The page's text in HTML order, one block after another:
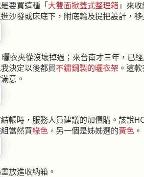
要買這種「 大雙面掀蓋式整理箱 」來
沙發或床底下，附底輪及提把設計，移
衣夾從沒壞掉過；來台南才三年，已
決定以後都買不鏽鋼製的曬衣架 。這
意。
帳時，服務人員建議的加價購。該說
當然買綠色 ，另一個是姊姊選的黃色 。
放進收納箱。